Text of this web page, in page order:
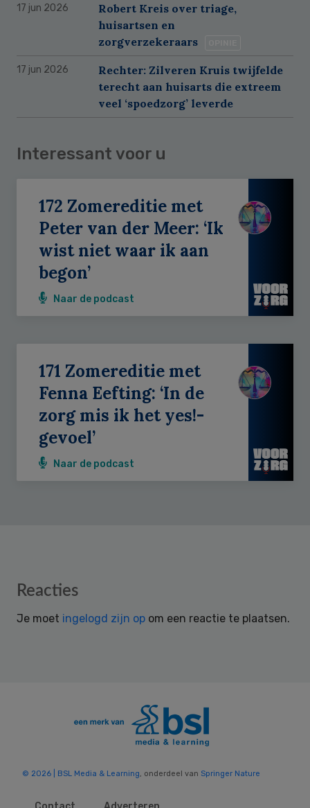
17 jun 2026
Robert Kreis over triage,
huisartsen en
zorgverzekeraars
17 jun 2026
Rechter: Zilveren Kruis twijfelde
terecht aan huisarts die extreem
veel ‘spoedzorg’ leverde
Interessant voor u
172 Zomereditie met
Peter van der Meer: ‘Ik
wist niet waar ik aan
begon’
Naar de podcast
171 Zomereditie met
Fenna Eefting: ‘In de
zorg mis ik het yes!-
gevoel’
Naar de podcast
Reader
Reacties
Je moet ingelogd zijn op om een reactie te plaatsen.
© 2026 | BSL Media & Learning, onderdeel van Springer Nature